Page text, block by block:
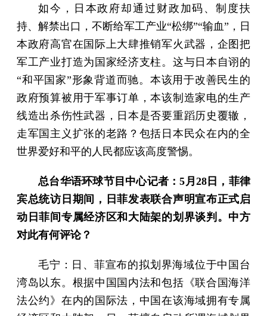
如今，日本政府却通过财政加码、制度扶
持、解禁出口，不断给军工产业“松绑”“输血”，日
本政府高官在国际上大肆推销军火武器，企图把
军工产业打造为国家经济支柱。这与日本自诩的
“和平国家”形象背道而驰。本该用于改善民生的
政府预算被用于军事订单，本该制造家电的生产
线造出杀伤性武器，日本是否要重蹈历史覆辙，
走军国主义扩张的老路？包括日本民众在内的全
世界爱好和平的人民都应该高度警惕。
总台华语环球节目中心记者：5月28日，菲律
宾总统访日期间，日菲发表联合声明宣布正式启
动日菲间专属经济区和大陆架的划界谈判。中方
对此有何评论？
毛宁：日、菲宣布的拟划界海域位于中国台
湾岛以东。根据中国国内法和包括《联合国海洋
法公约》在内的国际法，中国在该海域拥有专属